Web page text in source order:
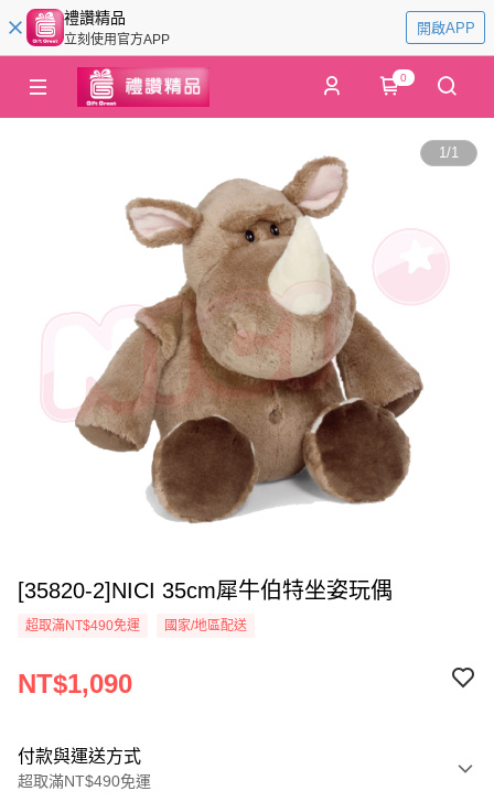
禮讚精品
立刻使用官方APP
開啟APP
0
1/1
[35820-2]NICI 35cm犀牛伯特坐姿玩偶
超取滿NT$490免運 國家/地區配送
NT$1,090
付款與運送方式
超取滿NT$490免運